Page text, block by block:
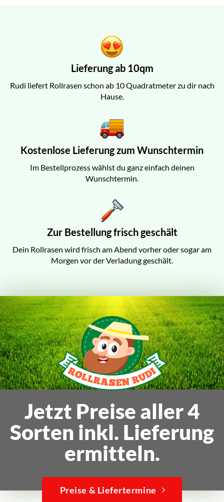
Lieferung ab 10qm
Rudi liefert Rollrasen schon ab 10 Quadratmeter zu dir nach
Hause.
Kostenlose Lieferung zum Wunschtermin
Im Bestellprozess wählst du ganz einfach deinen
Wunschtermin.
Zur Bestellung frisch geschält
Dein Rollrasen wird frisch am Abend vorher oder sogar am
Morgen vor der Verladung geschält.
Jetzt Preise aller 4
Sorten inkl. Lieferung
ermitteln.
Preise & Liefertermine